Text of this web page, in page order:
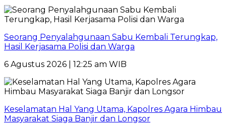
Seorang Penyalahgunaan Sabu Kembali Terungkap,
Hasil Kerjasama Polisi dan Warga
6 Agustus 2026 | 12:25 am WIB
Keselamatan Hal Yang Utama, Kapolres Agara Himbau
Masyarakat Siaga Banjir dan Longsor